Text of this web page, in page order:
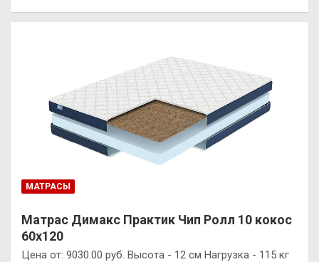
МАТРАСЫ
Матрас Димакс Практик Чип Ролл 10 кокос
60х120
Цена от: 9030.00 руб. Высота - 12 см Нагрузка - 115 кг